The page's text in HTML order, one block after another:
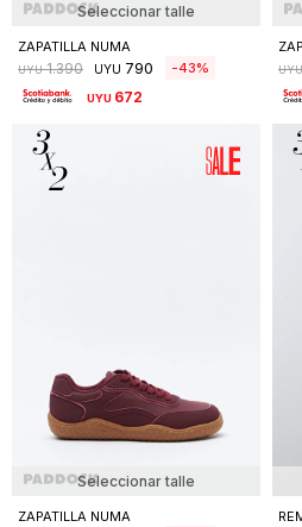
Seleccionar talle
ZAPATILLA NUMA
UYU 1.390 UYU 790 43
UYU 672
UYU
Seleccionar talle
ZAPATILLA NUMA